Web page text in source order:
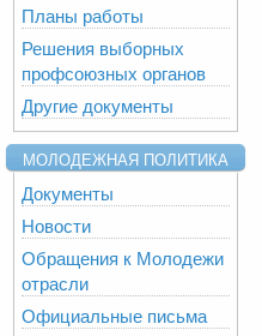
Планы работы
Решения выборных
профсоюзных органов
Другие документы
МОЛОДЕЖНАЯ ПОЛИТИКА
Документы
Новости
Обращения к Молодежи
отрасли
Официальные письма